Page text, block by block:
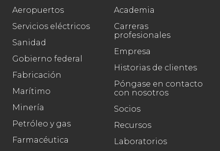
Aeropuertos
Servicios eléctricos
Sanidad
Gobierno federal
Fabricación
Marítimo
Minería
Petróleo y gas
Farmacéutica
Academia
Carreras
profesionales
Empresa
Historias de clientes
Póngase en contacto
con nosotros
Socios
Recursos
Laboratorios